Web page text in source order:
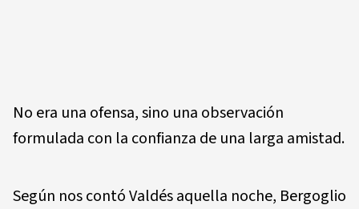
No era una ofensa, sino una observación
formulada con la confianza de una larga amistad.
Según nos contó Valdés aquella noche, Bergoglio